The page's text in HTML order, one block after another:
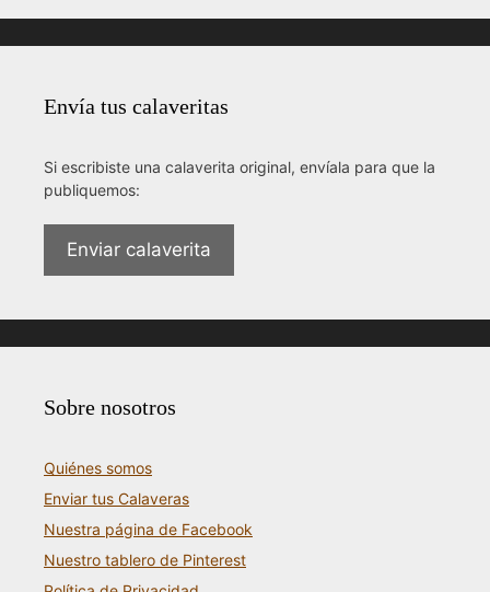
Envía tus calaveritas
Si escribiste una calaverita original, envíala para que la
publiquemos:
Enviar calaverita
Sobre nosotros
Quiénes somos
Enviar tus Calaveras
Nuestra página de Facebook
Nuestro tablero de Pinterest